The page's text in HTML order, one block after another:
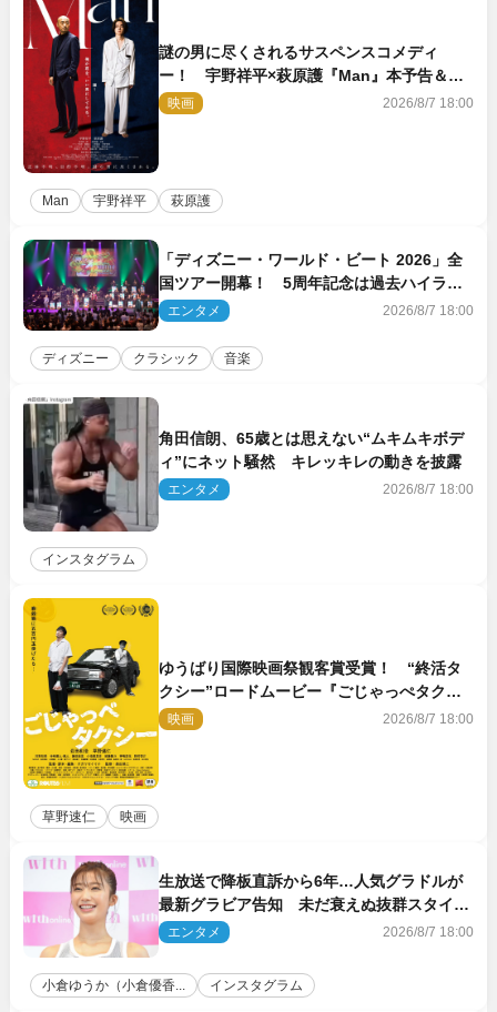
謎の男に尽くされるサスペンスコメディ
ー！ 宇野祥平×萩原護『Man』本予告＆新
ビジュアル解禁
映画 2026/8/7 18:00
Man 宇野祥平 萩原護
「ディズニー・ワールド・ビート 2026」全
国ツアー開幕！ 5周年記念は過去ハイライ
ト＆クルーズ旅を大満喫！【潜入レポート】
エンタメ 2026/8/7 18:00
ディズニー クラシック 音楽
角田信朗、65歳とは思えない“ムキムキボデ
ィ”にネット騒然 キレッキレの動きを披露
エンタメ 2026/8/7 18:00
インスタグラム
ゆうばり国際映画祭観客賞受賞！ “終活タ
クシー”ロードムービー『ごじゃっぺタクシ
ー』10月公開＆予告解禁
映画 2026/8/7 18:00
草野速仁 映画
生放送で降板直訴から6年…人気グラドルが
最新グラビア告知 未だ衰えぬ抜群スタイル
に反響
エンタメ 2026/8/7 18:00
小倉ゆうか（小倉優香... インスタグラム